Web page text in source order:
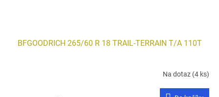
BFGOODRICH 265/60 R 18 TRAIL-TERRAIN T/A 110T
Na dotaz (4 ks)